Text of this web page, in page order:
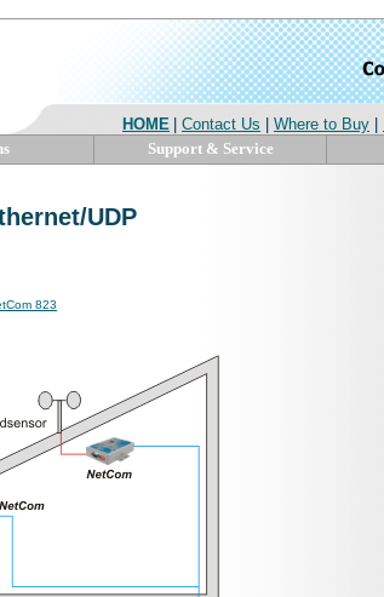
HOME Contact Us Where to Buy
Support & Service
UDP
823